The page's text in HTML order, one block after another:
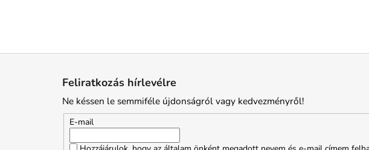
Feliratkozás hírlevélre
Ne késsen le semmiféle újdonságról vagy kedvezményről!
E-mail